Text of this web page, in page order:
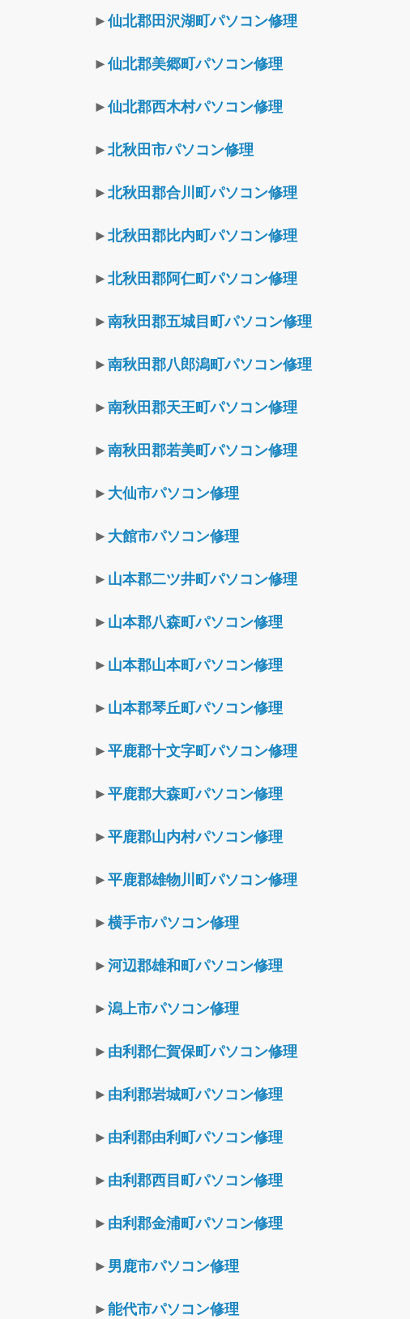
►仙北郡田沢湖町パソコン修理
►仙北郡美郷町パソコン修理
►仙北郡西木村パソコン修理
►北秋田市パソコン修理
►北秋田郡合川町パソコン修理
►北秋田郡比内町パソコン修理
►北秋田郡阿仁町パソコン修理
►南秋田郡五城目町パソコン修理
►南秋田郡八郎潟町パソコン修理
►南秋田郡天王町パソコン修理
►南秋田郡若美町パソコン修理
► 大仙市パソコン修理
► 大館市パソコン修理
► 山本郡二ツ井町パソコン修理
► 山本郡八森町パソコン修理
► 山本郡山本町パソコン修理
► 山本郡琴丘町パソコン修理
►平鹿郡十文字町パソコン修理
►平鹿郡大森町パソコン修理
►平鹿郡山内村パソコン修理
►平鹿郡雄物川町パソコン修理
►横手市パソコン修理
►河辺郡雄和町パソコン修理
►潟上市パソコン修理
► 由利郡仁賀保町パソコン修理
► 由利郡岩城町パソコン修理
► 由利郡由利町パソコン修理
► 由利郡西目町パソコン修理
► 由利郡金浦町パソコン修理
► 男鹿市パソコン修理
►能代市パソコン修理